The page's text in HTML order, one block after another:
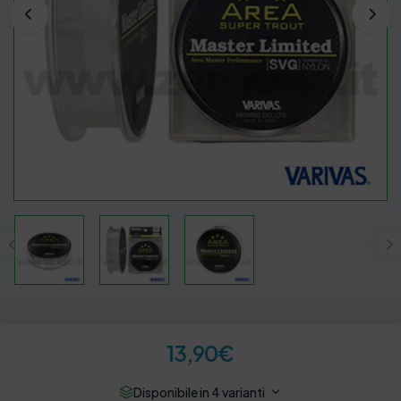
13,90€
Disponibile in 4 varianti